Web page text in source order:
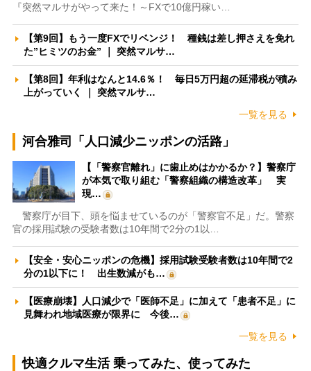
『突然マルサがやって来た！～FXで10億円稼い…
【第9回】もう一度FXでリベンジ！ 種銭は差し押さえを免れ
た”ヒミツのお金” ｜ 突然マルサ…
【第8回】年利はなんと14.6％！ 毎日5万円超の延滞税が積み
上がっていく ｜ 突然マルサ…
一覧を見る
河合雅司「人口減少ニッポンの活路」
【「警察官離れ」に歯止めはかかるか？】警察庁
が本気で取り組む「警察組織の構造改革」 実
現…
警察庁が目下、頭を悩ませているのが「警察官不足」だ。警察
官の採用試験の受験者数は10年間で2分の1以…
【安全・安心ニッポンの危機】採用試験受験者数は10年間で2
分の1以下に！ 出生数減がも…
【医療崩壊】人口減少で「医師不足」に加えて「患者不足」に
見舞われ地域医療が限界に 今後…
一覧を見る
快適クルマ生活 乗ってみた、使ってみた